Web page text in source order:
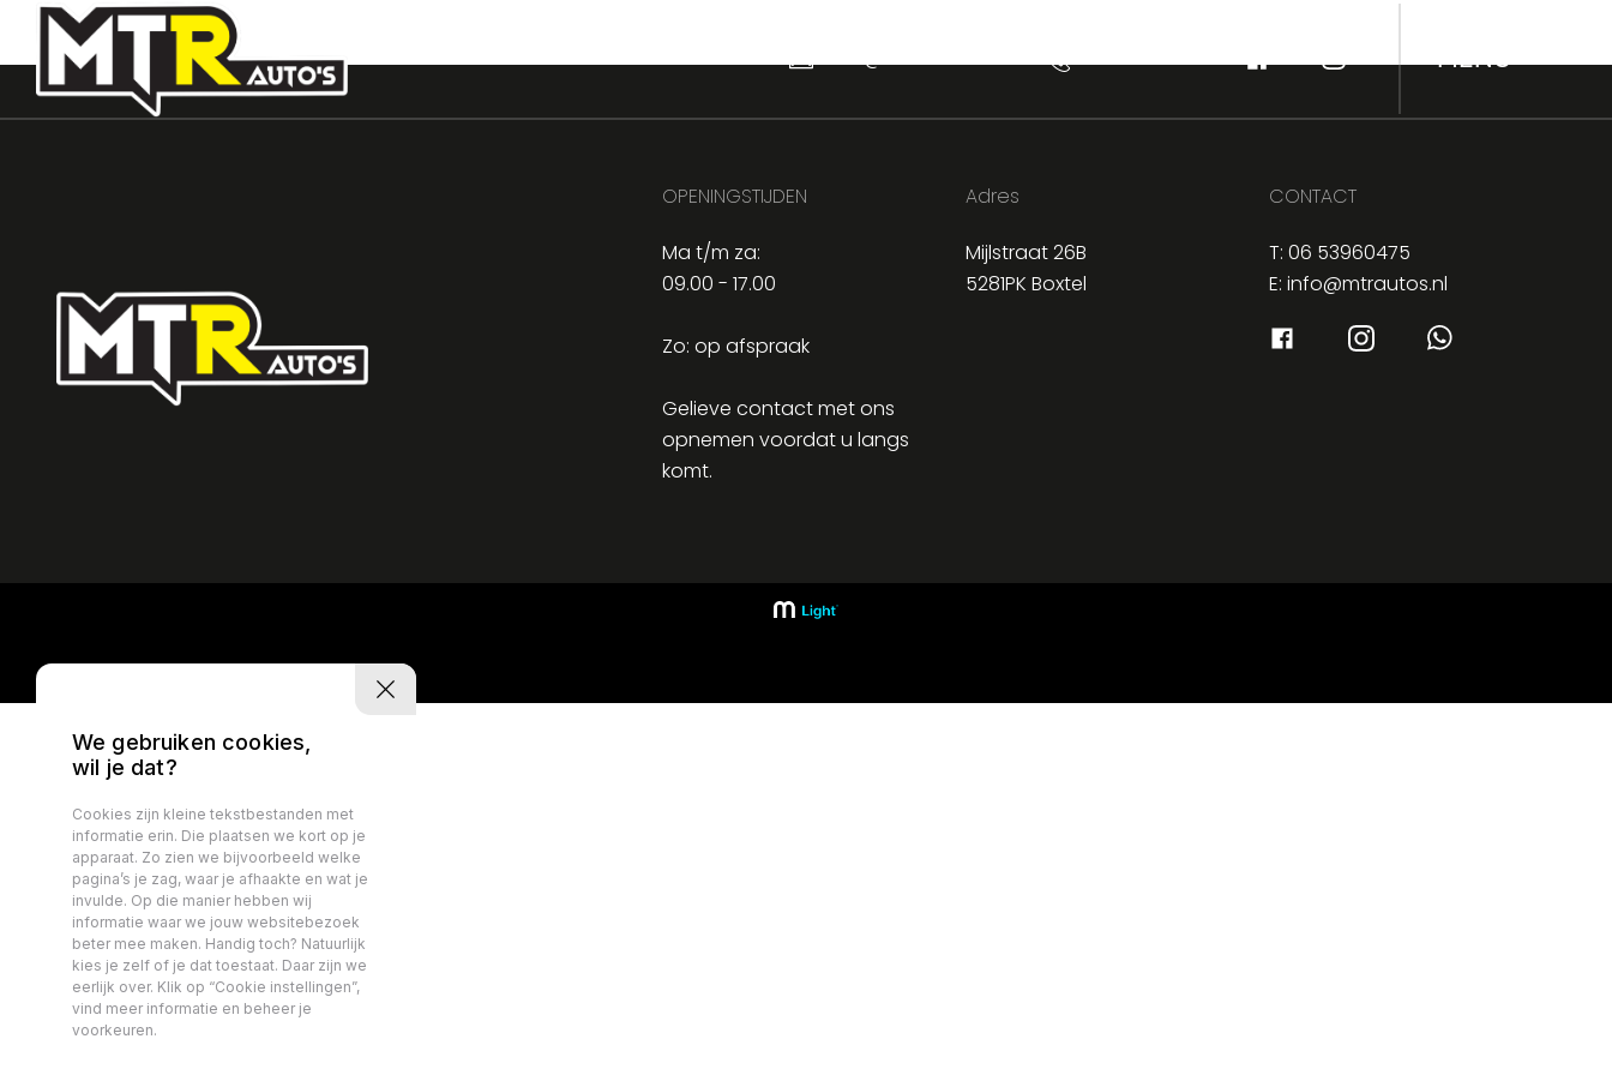
INFO@MTRAUTOS.NL 06 53960475 MENU
OPENINGSTIJDEN
Ma t/m za:
09.00 - 17.00
Zo: op afspraak
Gelieve contact met ons
opnemen voordat u langs
komt.
Adres
Mijlstraat 26B
5281PK Boxtel
CONTACT
T:06 53960475
E:info@mtrautos.nl
We gebruiken cookies,
wil je dat?
Cookies zijn kleine tekstbestanden met
informatie erin. Die plaatsen we kort op je
apparaat. Zo zien we bijvoorbeeld welke
pagina’s je zag, waar je afhaakte en wat je
invulde. Op die manier hebben wij
informatie waar we jouw websitebezoek
beter mee maken. Handig toch? Natuurlijk
kies je zelf of je dat toestaat. Daar zijn we
eerlijk over. Klik op “Cookie instellingen”,
vind meer informatie en beheer je
voorkeuren.